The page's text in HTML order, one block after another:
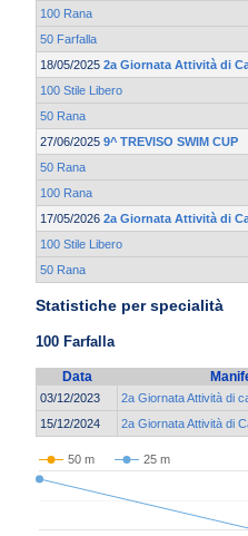
100 Rana
50 Farfalla
18/05/2025 2a Giornata Attività di
100 Stile Libero
50 Rana
27/06/2025 9^ TREVISO SWIM CUP
50 Rana
100 Rana
17/05/2026 2a Giornata Attività di
100 Stile Libero
50 Rana
Statistiche per specialità
100 Farfalla
Data
03/12/2023
2a Giornata Attività di
15/12/2024
2a Giornata Attività di
50 m 25 m